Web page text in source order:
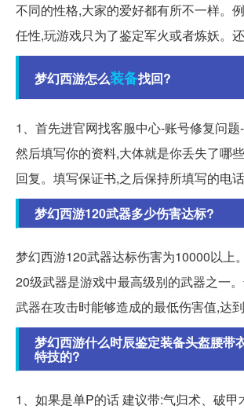
不同的性格,大家的爱好都有所不一样。
任性,玩游戏只为了鉴定军火或者炼妖。还
梦幻西游怎么装备找回?
1、首先进官网找客服中心-账号修复问题-
然后填写你的资料,大体就是你丢失了哪
回复。填写保证书,之后保持所填写的电话
梦幻西游120武器多少伤害达标?
梦幻西游120武器达标伤害为10000以上
20级武器是游戏中最高级别的武器之一
武器在攻击时能够造成的最低伤害值,达到
梦幻西游什么时辰鉴定装备头盔腰带
特技的?
1、如果是单P的话 建议带:气归术、破甲